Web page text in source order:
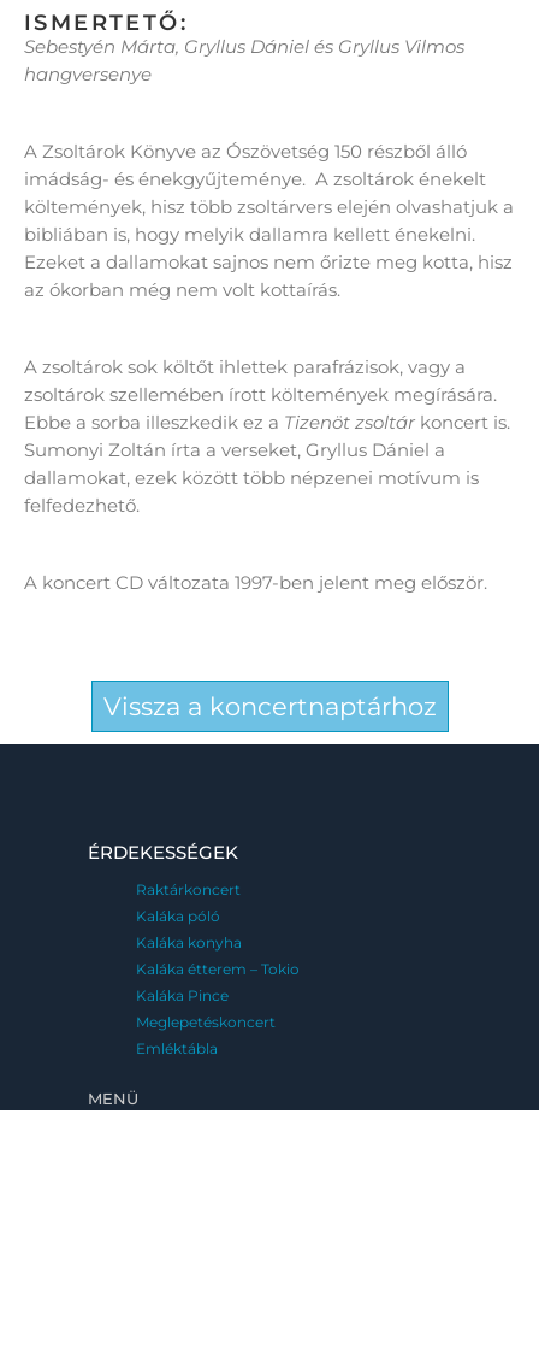
ISMERTETŐ:
Sebestyén Márta, Gryllus Dániel és Gryllus Vilmos
hangversenye
A Zsoltárok Könyve az Ószövetség 150 részből álló
imádság- és énekgyűjteménye. A zsoltárok énekelt
költemények, hisz több zsoltárvers elején olvashatjuk a
bibliában is, hogy melyik dallamra kellett énekelni.
Ezeket a dallamokat sajnos nem őrizte meg kotta, hisz
az ókorban még nem volt kottaírás.
A zsoltárok sok költőt ihlettek parafrázisok, vagy a
zsoltárok szellemében írott költemények megírására.
Ebbe a sorba illeszkedik ez a Tizenöt zsoltár koncert is.
Sumonyi Zoltán írta a verseket, Gryllus Dániel a
dallamokat, ezek között több népzenei motívum is
felfedezhető.
A koncert CD változata 1997-ben jelent meg először.
Vissza a koncertnaptárhoz
ÉRDEKESSÉGEK
Raktárkoncert
Kaláka póló
Kaláka konyha
Kaláka étterem – Tokio
Kaláka Pince
Meglepetéskoncert
Emléktábla
MENÜ